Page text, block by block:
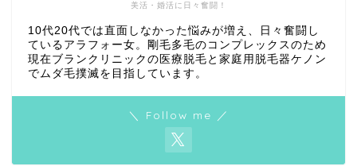
美活・婚活に日々奮闘！
10代20代では直面しなかった悩みが増え、日々奮闘し
ているアラフォー女。剛毛多毛のコンプレックスのため
現在ブランクリニックの医療脱毛と家庭用脱毛器ケノン
でムダ毛撲滅を目指しています。
＼ Follow me ／